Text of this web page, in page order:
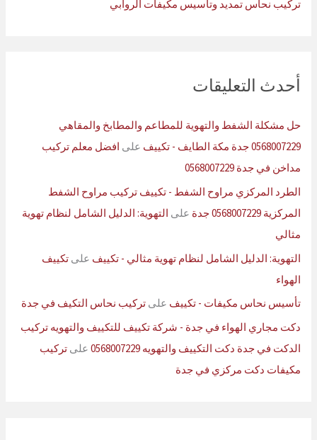
تركيب نحاس تمديد وتاسيس مكيفات الروابي
أحدث التعليقات
حل مشكلة الشفط والتهوية للمطاعم والمطابخ والمقاهي
0568007229 جدة مكة الطايف - تكييف
على افضل معلم تركيب
مداخن في جدة 0568007229
الطرد المركزي مراوح الشفط - تكييف تركيب مراوح الشفط
المركزية 0568007229 جدة
على التهوية: الدليل الشامل لنظام تهوية
مثالي
التهوية: الدليل الشامل لنظام تهوية مثالي - تكييف علىتكييف
الهواء
تأسيس نحاس مكيفات - تكييف علىتركيب نحاس التكيف في جدة
دكت مجاري الهواء في جدة - شركة تكييف للتكييف والتهويه تركيب
الدكت في جدة دكت التكييف والتهويه 0568007229
علىتركيب
مكيفات دكت مركزي في جدة